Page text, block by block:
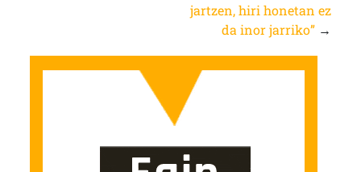
jartzen, hiri honetan ez
da inor jarriko” →